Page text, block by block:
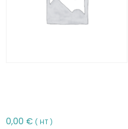
0,00 € ( HT )